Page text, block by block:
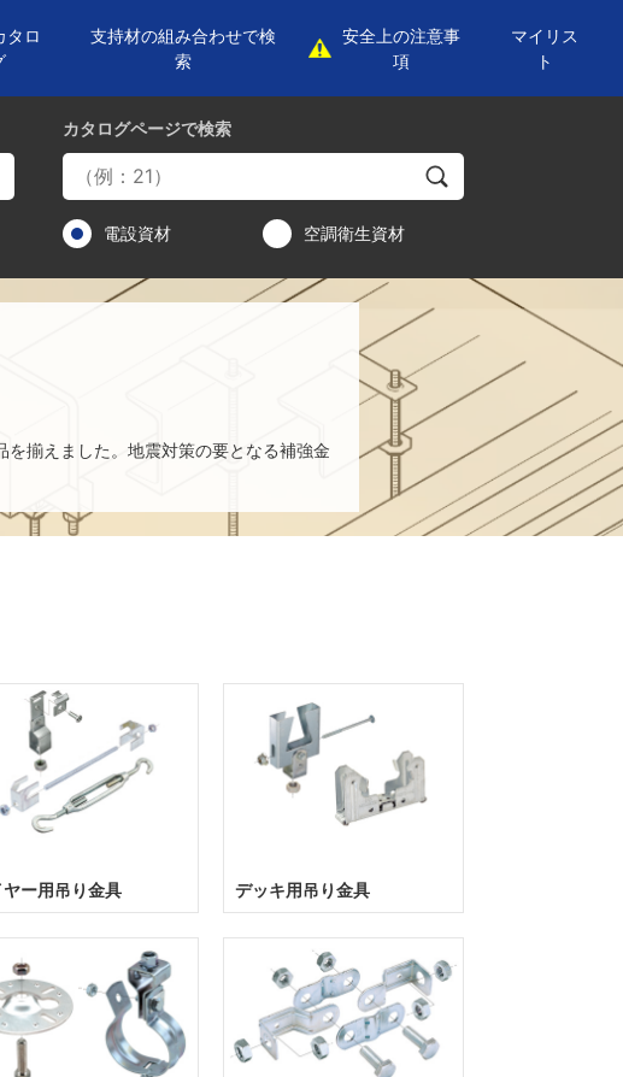
タロ
支持材の組み合わせで検
索
安全上の注意事
項
マイリス
ト
カタログページで検索
電設資材 空調衛生資材
揃えました。地震対策の要となる補強金
ヤー用吊り金具 デッキ用吊り金具